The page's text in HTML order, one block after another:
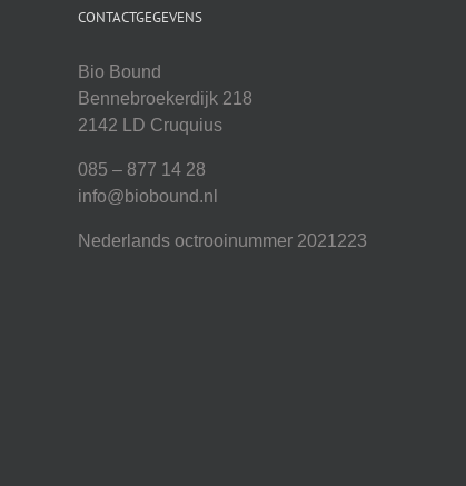
CONTACTGEGEVENS
Bio Bound
Bennebroekerdijk 218
2142 LD Cruquius
085 – 877 14 28
info@biobound.nl
Nederlands octrooinummer 2021223